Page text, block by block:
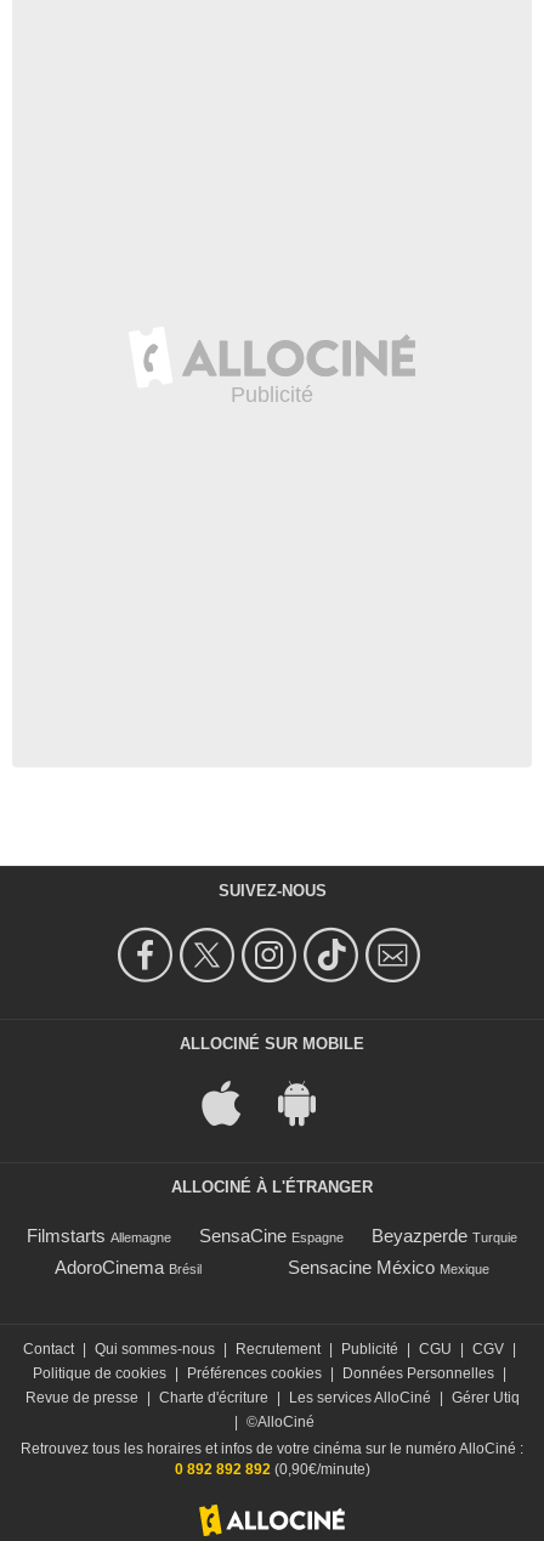
SUIVEZ-NOUS
ALLOCINÉ SUR MOBILE
ALLOCINÉ À L'ÉTRANGER
Filmstarts Allemagne SensaCine Espagne Beyazperde Turquie
AdoroCinema Brésil Sensacine México Mexique
Contact | Qui sommes-nous | Recrutement | Publicité | CGU | CGV |
Politique de cookies | Préférences cookies | Données Personnelles |
Revue de presse
| Charte d'écriture | Les services AlloCiné | Gérer Utiq
| ©AlloCiné
Retrouvez tous les horaires et infos de votre cinéma sur le numéro AlloCiné :
0 892 892 892 (0,90€/minute)